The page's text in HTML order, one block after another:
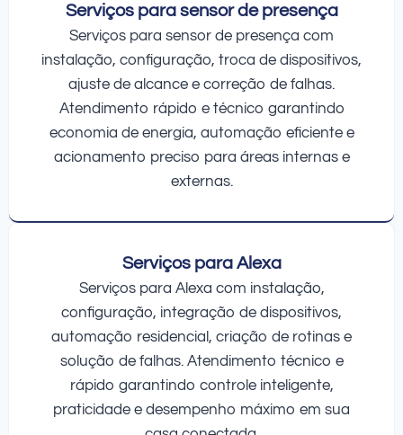
Serviços para sensor de presença
Serviços para sensor de presença com
instalação, configuração, troca de dispositivos,
ajuste de alcance e correção de falhas.
Atendimento rápido e técnico garantindo
economia de energia, automação eficiente e
acionamento preciso para áreas internas e
externas.
Serviços para Alexa
Serviços para Alexa com instalação,
configuração, integração de dispositivos,
automação residencial, criação de rotinas e
solução de falhas. Atendimento técnico e
rápido garantindo controle inteligente,
praticidade e desempenho máximo em sua